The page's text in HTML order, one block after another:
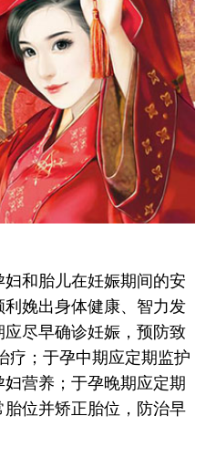
和胎儿在妊娠期间的安
娩出身体健康、智力发
尽早确诊妊娠，预防致
疗；于孕中期应定期监护
营养；于孕晚期应定期
位并矫正胎位，防治早